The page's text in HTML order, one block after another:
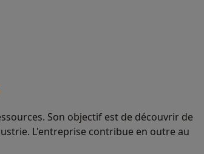
Son objectif est de découvrir de
L'entreprise contribue en outre au